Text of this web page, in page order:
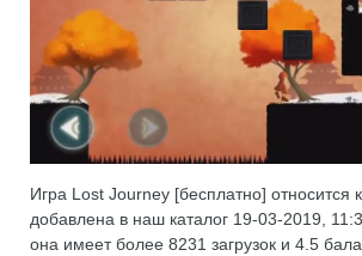
Игра Lost Journey [бесплатно] относится
добавлена в наш каталог 19-03-2019,
она имеет более 8231 загрузок и 4.5